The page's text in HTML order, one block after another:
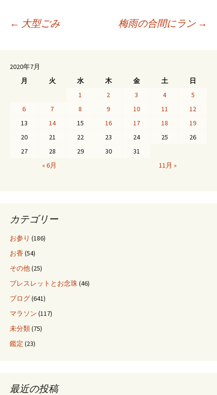
投
稿
ナ
ビ
ゲ
シ
ョ
ン
← 大型ごみ 梅雨の合間にラン →
2020年7月
月
火 水 木 金 土
日
1
2 3 4
5
6
7 8 9 10 11
12
13
14 15 16 17 18
19
20
21 22 23 24 25
26
27
28 29 30
31
« 6月
11月 »
カテゴリー
お参り (186)
お香(54)
その他(25)
ブレスレットとお念珠(46)
ブログ(641)
マラソン (117)
未分類(75)
鑑定 (23)
最近の投稿